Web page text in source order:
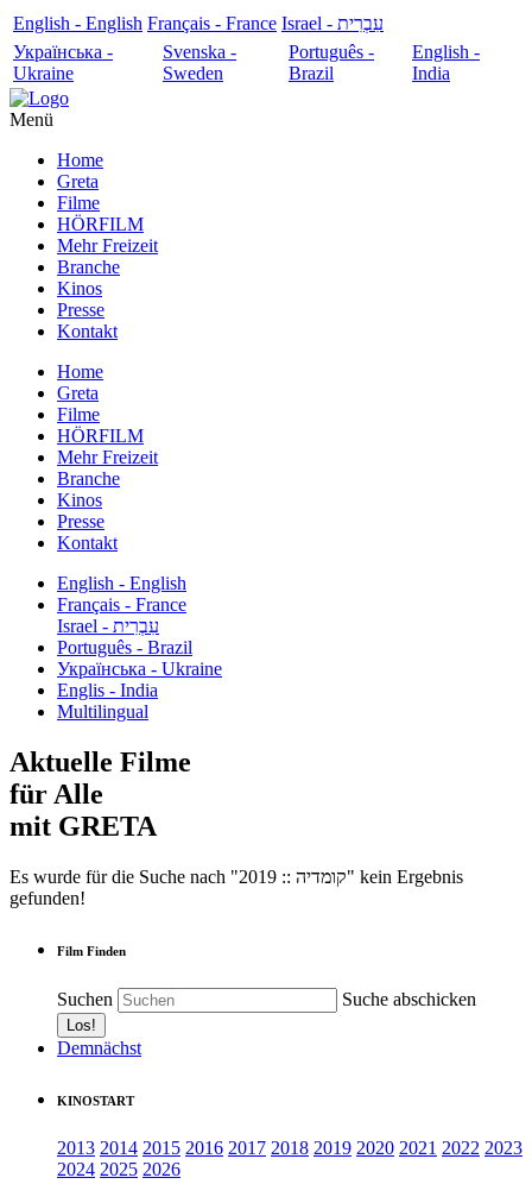
English - English Français - France
עִבְרִית - Israel
Українська -
Ukraine
Svenska -
Sweden
Português -
Brazil
English -
India
Menü
Home
Greta
Filme
HÖRFILM
Mehr Freizeit
Branche
Kinos
Presse
Kontakt
Home
Greta
Filme
HÖRFILM
Mehr Freizeit
Branche
Kinos
Presse
Kontakt
English - English
Français - France
עִבְרִית - Israel
Português - Brazil
Українська - Ukraine
Englis - India
Multilingual
Aktuelle Filme
für Alle
mit GRETA
Es wurde für die Suche nach "2019 :: קומדיה" kein Ergebnis
gefunden!
Film Finden
Suchen Suche abschicken
Demnächst
KINOSTART
2013 2014 2015 2016 2017 2018 2019 2020 2021 2022 2023
2024 2025 2026